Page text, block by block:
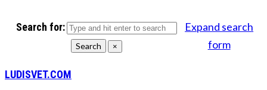
Search for:
Search ×
Expand search
form
LUDISVET.COM